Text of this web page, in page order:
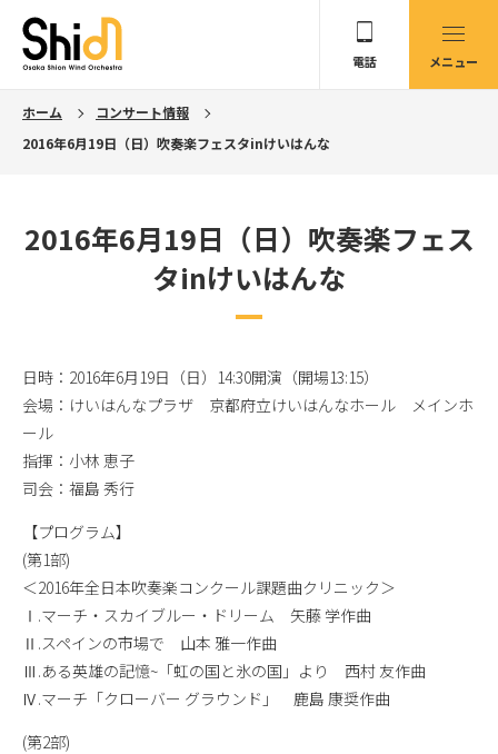
メニュー
電話
ホーム
コンサート情報
2016年6月19日（日）吹奏楽フェスタinけいはんな
2016年6月19日（日）吹奏楽フェス
タinけいはんな
日時：2016年6月19日（日）14:30開演（開場13:15）
会場：けいはんなプラザ 京都府立けいはんなホール メインホ
ール
指揮：小林 恵子
司会：福島 秀行
【プログラム】
(第1部)
＜2016年全日本吹奏楽コンクール課題曲クリニック＞
Ⅰ.マーチ・スカイブルー・ドリーム 矢藤 学作曲
Ⅱ.スペインの市場で 山本 雅一作曲
Ⅲ.ある英雄の記憶~「虹の国と氷の国」より 西村 友作曲
Ⅳ.マーチ「クローバー グラウンド」 鹿島 康奨作曲
(第2部)